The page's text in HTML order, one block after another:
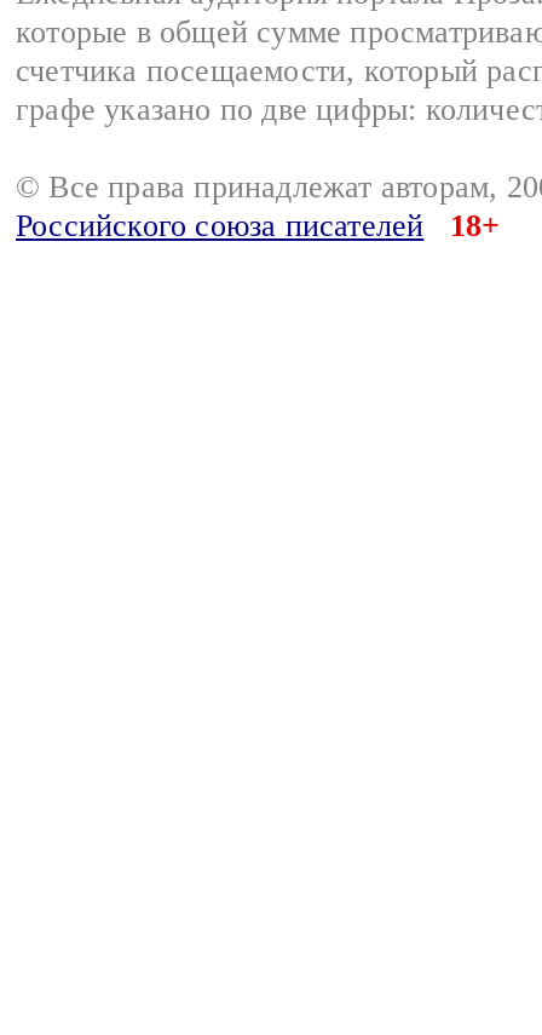
которые в общей сумме
счетчика посещаемости, который
графе указано по две цифры:
© Все права принадлежат авторам,
Российского союза писателей
18+